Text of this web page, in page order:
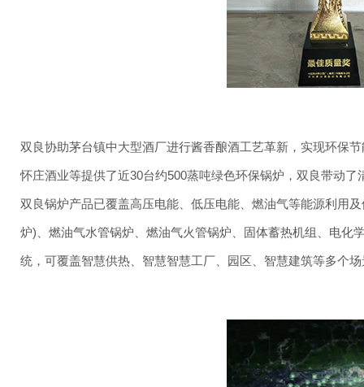
双良协助茅台镇中大型酒厂进行酱香酿酒工艺革新，实现环保
怀庄酒业等提供了近30台约500蒸吨绿色环保锅炉，双良带动
双良锅炉产品已覆盖高压电能、低压电能、燃油气等能源利用
炉)、燃油气水管锅炉、燃油气火管锅炉、固体蓄热机组、电化
统，可覆盖智慧供热、智慧智慧工厂、园区、智慧建筑等多个